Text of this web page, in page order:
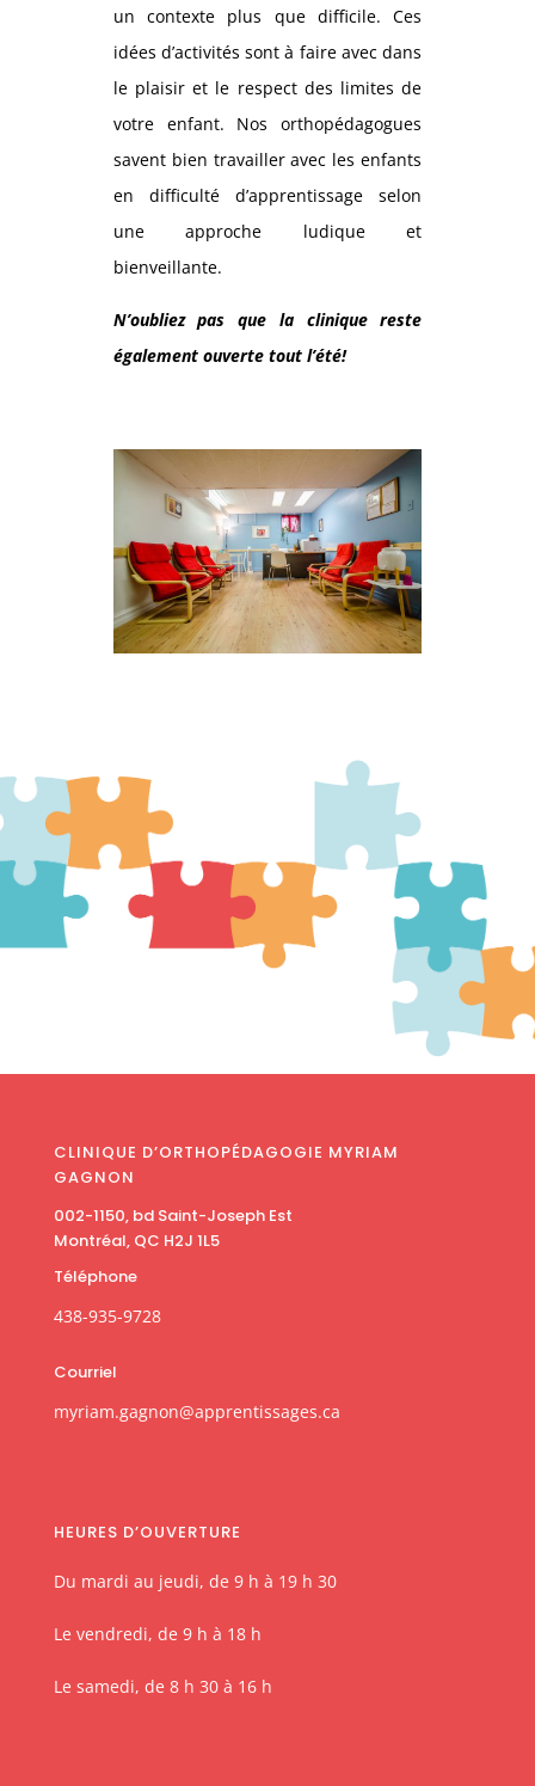
un contexte plus que difficile. Ces
idées d’activités sont à faire avec dans
le plaisir et le respect des limites de
votre enfant. Nos orthopédagogues
savent bien travailler avec les enfants
en difficulté d’apprentissage selon
une approche ludique et
bienveillante.
N’oubliez pas que la clinique reste
également ouverte tout l’été!
CLINIQUE D’ORTHOPÉDAGOGIE MYRIAM
GAGNON
002-1150, bd Saint-Joseph Est
Montréal, QC H2J 1L5
Téléphone
438-935-9728
Courriel
myriam.gagnon@apprentissages.ca
HEURES D’OUVERTURE
Du mardi au jeudi, de 9 h à 19 h 30
Le vendredi, de 9 h à 18 h
Le samedi, de 8 h 30 à 16 h